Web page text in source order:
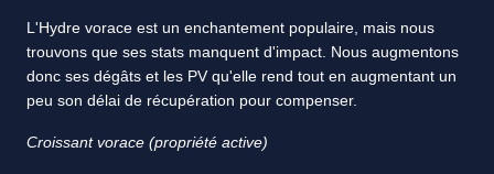
L'Hydre vorace est un enchantement populaire, mais nous
trouvons que ses stats manquent d'impact. Nous augmentons
donc ses dégâts et les PV qu'elle rend tout en augmentant un
peu son délai de récupération pour compenser.
Croissant vorace (propriété active)